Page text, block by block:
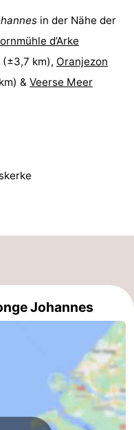
in der Nähe der
d’Arke
(±3,7 km), Oranjezon
& Veerse Meer
Johannes